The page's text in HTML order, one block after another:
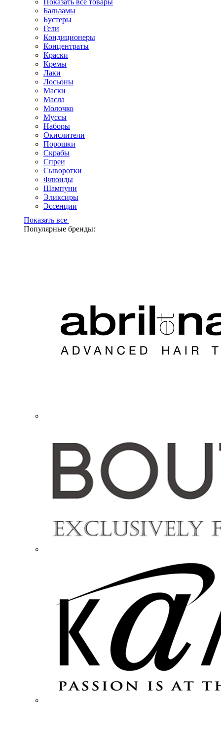
Показать все товары
Бальзамы
Бустеры
Гели
Кондиционеры
Концентраты
Краски
Кремы
Лаки
Лосьоны
Маски
Масла
Молочко
Муссы
Наборы
Окислители
Порошки
Скрабы
Спреи
Сыворотки
Флюиды
Шампуни
Эликсиры
Эссенции
Показать все
Популярные бренды: